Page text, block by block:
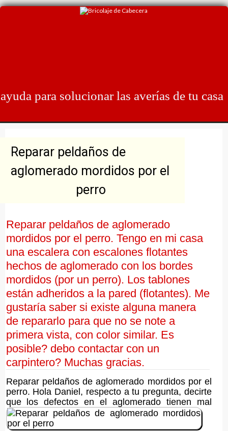
Skip
para solucionar las averías de tu casa
Reparar peldaños de
aglomerado mordidos por el
perro
Reparar peldaños de aglomerado
mordidos por el perro. Tengo en mi casa
una escalera con escalones flotantes
hechos de aglomerado con los bordes
mordidos (por un perro). Los tablones
están adheridos a la pared (flotantes). Me
gustaría saber si existe alguna manera
de repararlo para que no se note a
primera vista, con color similar. Es
posible? debo contactar con un
carpintero? Muchas gracias.
Reparar peldaños de aglomerado mordidos por el
perro. Hola Daniel, respecto a tu pregunta, decirte
que los defectos en el aglomerado tienen mal